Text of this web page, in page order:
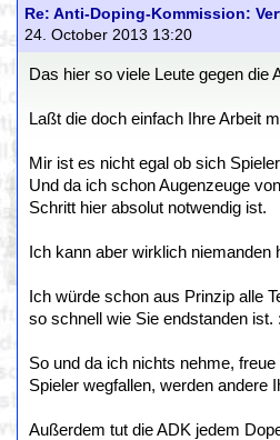
Re: Anti-Doping-Kommission:
24. October 2013 13:20
Das hier so viele Leute gegen die
Laßt die doch einfach Ihre Arbeit
Mir ist es nicht egal ob sich
Und da ich schon Augenzeuge
Schritt hier absolut notwendig ist.
Ich kann aber wirklich
Ich würde schon aus Prinzip alle
so schnell wie Sie endstanden ist.
So und da ich nichts nehme,
Spieler wegfallen, werden andere
Außerdem tut die ADK jedem